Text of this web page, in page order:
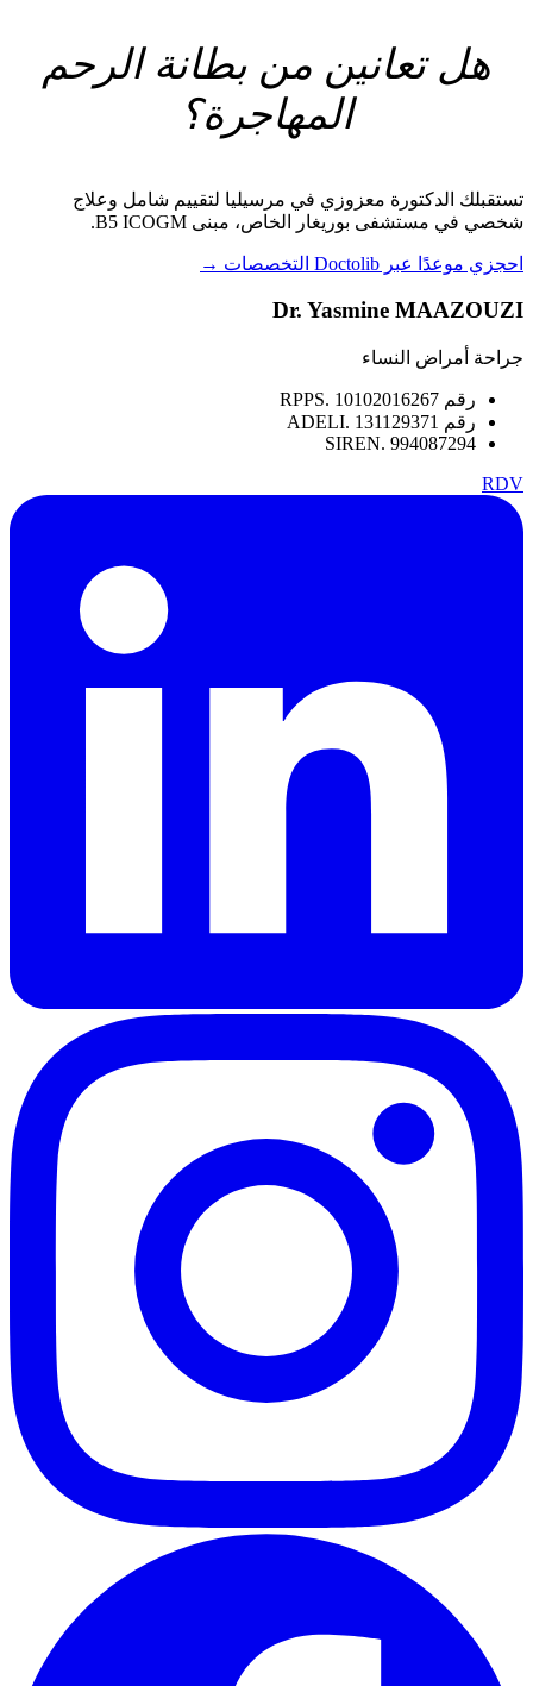
هل تعانين من بطانة الرحم
المهاجرة؟
تستقبلك الدكتورة معزوزي في مرسيليا لتقييم شامل وعلاج
شخصي في مستشفى بوريغار الخاص، مبنى B5 ICOGM.
احجزي موعدًا عبر Doctolib التخصصات →
Dr. Yasmine MAAZOUZI
جراحة أمراض النساء
رقم RPPS. 10102016267
رقم ADELI. 131129371
SIREN. 994087294
RDV